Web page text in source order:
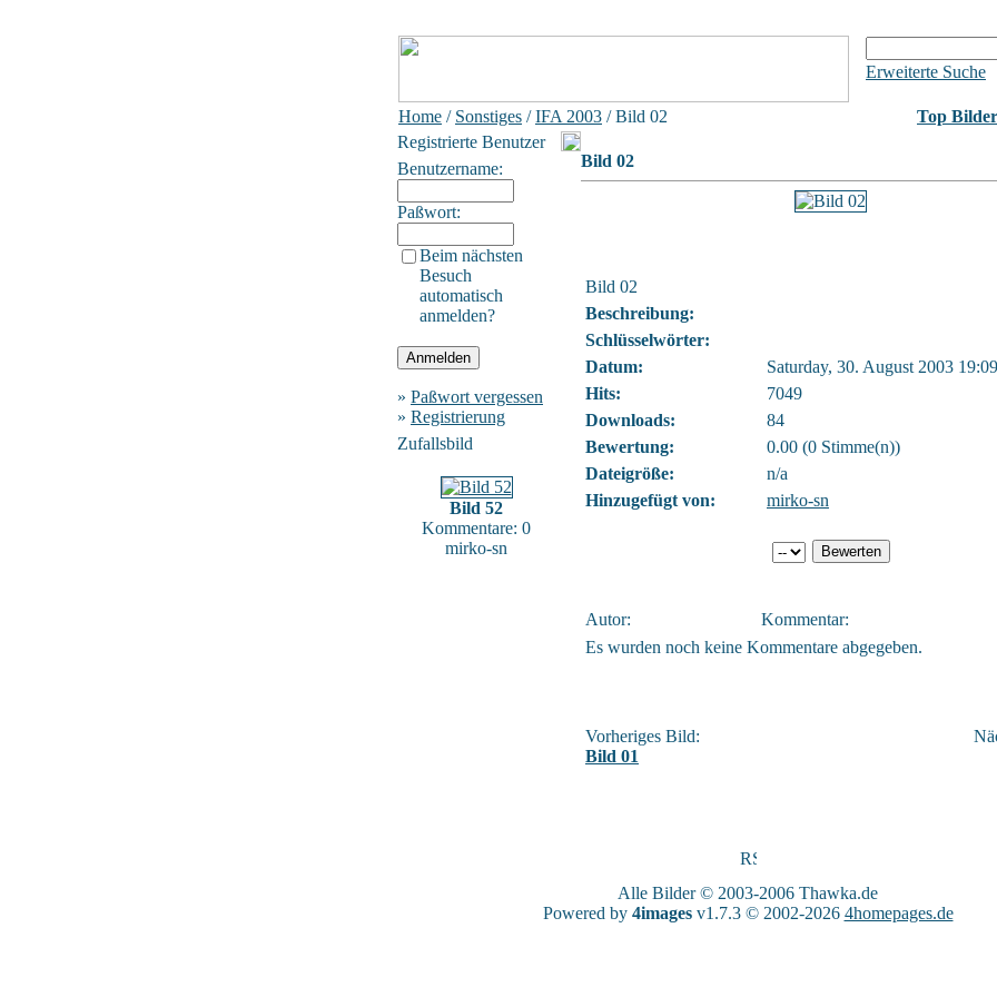
Erweiterte Suche
Home / Sonstiges /IFA 2003 / Bild 02 Top Bilder
Registrierte Benutzer
Benutzername:
Paßwort:
Beim nächsten
Besuch
automatisch
anmelden?
» Paßwort vergessen
» Registrierung
Zufallsbild
Bild 52
Kommentare: 0
mirko-sn
Bild 02
Bild 02
Beschreibung:
Schlüsselwörter:
Datum:
Saturday, 30. August 2003 19:09
Hits:
7049
Downloads:
84
Bewertung:
0.00 (0 Stimme(n))
Dateigröße:
n/a
Hinzugefügt von:
mirko-sn
Autor:
Kommentar:
Es wurden noch keine Kommentare abgegeben.
Vorheriges Bild:
Bild 01
Alle Bilder © 2003-2006 Thawka.de
Powered by 4imagesv1.7.3 © 2002-2026 4homepages.de